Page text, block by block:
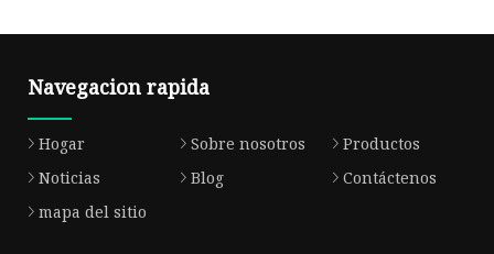
Navegacion rapida
Hogar Sobre nosotros
Productos
Noticias
Blog
Contáctenos
mapa del sitio